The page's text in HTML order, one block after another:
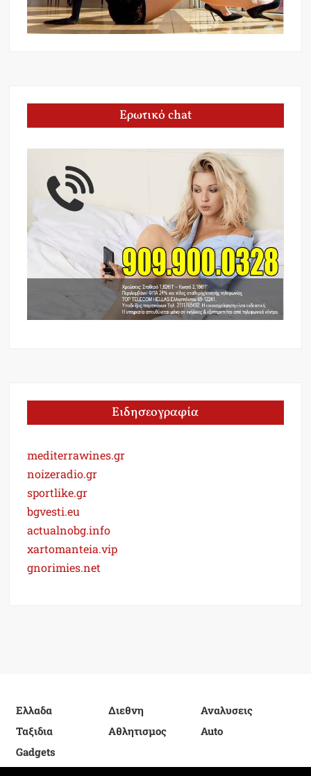
Ερωτικό chat
Ειδησεογραφία
mediterrawines.gr
noizeradio.gr
sportlike.gr
bgvesti.eu
actualnobg.info
xartomanteia.vip
gnorimies.net
Ελλαδα Διεθνη
Αναλυσεις
Ταξιδια
Αθλητισμος
Auto
Gadgets